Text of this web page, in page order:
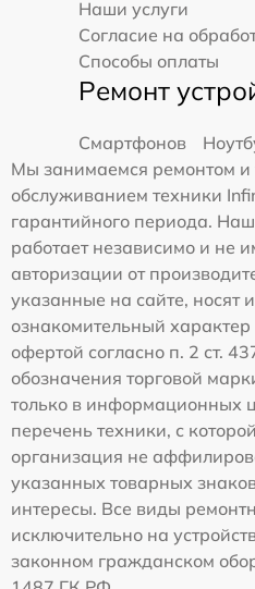
Наши услуги
Согласие на
Способы оплаты
Ремонт
Смартфонов
Мы занимаемся ремонтом и
обслуживанием техники
гарантийного периода.
работает независимо и не
авторизации от
указанные на сайте, носят
ознакомительный
офертой согласно п. 2 ст.
обозначения торговой
только в информационных
перечень техники, с
организация не
указанных товарных
интересы. Все виды
исключительно на
законном гражданском